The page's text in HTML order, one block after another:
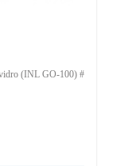
vidro (INL GO-100) #